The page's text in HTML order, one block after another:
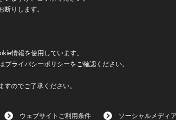
りします。
情報を使用しています。
プライバシーポリシーをご確認ください。
のでご了承ください。
ウェブサイトご利用条件 ソーシャルメディ